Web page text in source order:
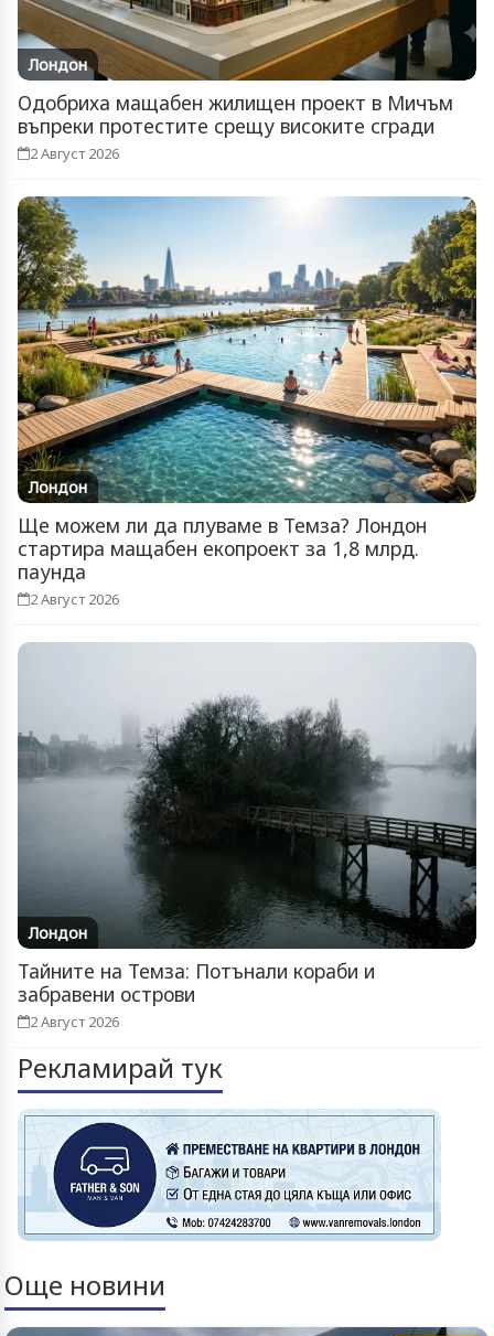
Лондон
Одобриха мащабен жилищен проект в Мичъм
въпреки протестите срещу високите сгради
2 Август 2026
Лондон
Ще можем ли да плуваме в Темза? Лондон
стартира мащабен екопроект за 1,8 млрд.
паунда
2 Август 2026
Лондон
Тайните на Темза: Потънали кораби и
забравени острови
2 Август 2026
Рекламирай тук
Още новини